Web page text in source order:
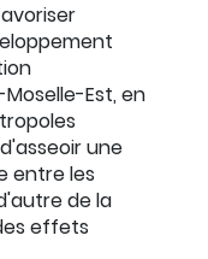
Est, en
une
entre les
de la
effets